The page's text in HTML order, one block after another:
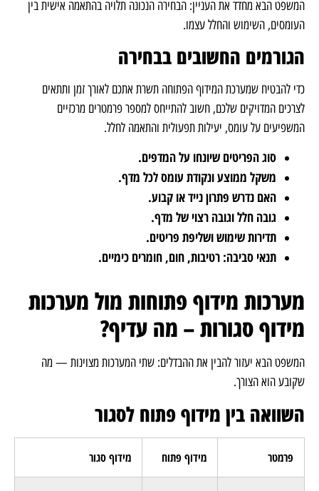
המשפט הבא מחדד את העניין: הבחירה הנכונה תלויה בהתאמה אישית בין
העומסים, השימוש והחלל עצמו.
הגורמים החשובים בבחירה
כדי להבטיח שמערכת המידוף הפתוחה תשרת אתכם לאורך זמן ותתאים
לצרכים המדויקים שלכם, חשוב להתייחס למספר פרמטרים מרכזיים
המשפיעים על עומס, יעילות תפעולית והתאמה לחלל.
סוג הפריטים שיונחו על המדפים.
משקל ממוצע ונקודת עומס לכל מדף.
האם נדרש פתרון נייד או קבוע.
גובה חלל וגובה רצוי של מדף.
תדירות שימוש ושליפת פריטים.
תנאי סביבה: רטיבות, חום, חומרים כימיים.
מערכות מידוף פתוחות מול מערכות
מידוף סגורות – מה עדיף?
המשפט הבא יעזור להבין את ההבדלים: שתי המערכות מצוינות — מה
שקובע הוא הצורך.
השוואה בין מידוף פתוח לסגור
פרמטר מידוף פתוח מידוף סגור